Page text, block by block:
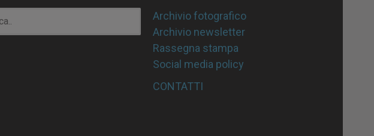
Archivio fotografico
Archivio newsletter
Rassegna stampa
Social media policy
CONTATTI